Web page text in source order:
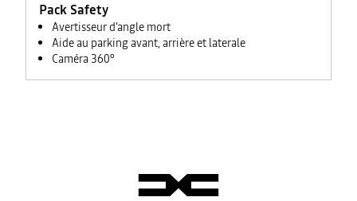
Pack Safety
Avertisseur d'angle mort
Aide au parking avant, arrière et laterale
Caméra 360°